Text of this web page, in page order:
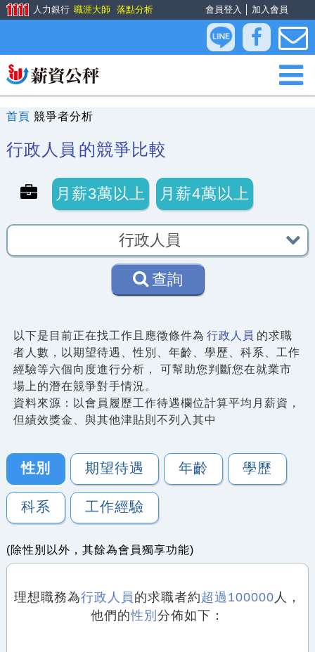
會員登入 加入會員
人力銀行 職涯大師 落點分析
首頁 競爭者分析
行政人員 的競爭比較
月薪3萬以上 月薪4萬以上
查詢
以下是目前正在找工作且應徵條件為 行政人員 的求職
者人數，以期望待遇、性別、年齡、學歷、科系、工作
經驗等六個向度進行分析， 可幫助您判斷您在就業市
場上的潛在競爭對手情況。
資料來源：以會員履歷工作待遇欄位計算平均月薪資，
但績效獎金、與其他津貼則不列入其中
性別 期望待遇 年齡 學歷
科系 工作經驗
(除性別以外，其餘為會員獨享功能)
理想職務為行政人員 的求職者約超過100000 人，
他們的性別 分佈如下：